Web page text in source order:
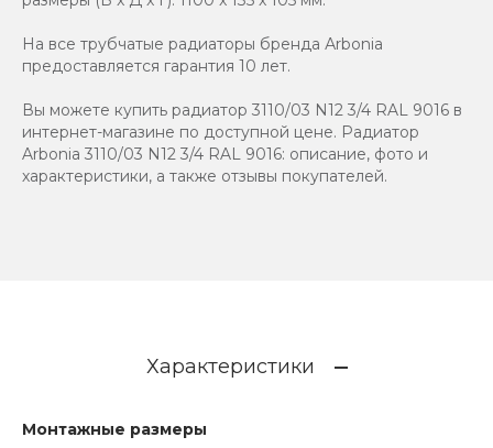
На все трубчатые радиаторы бренда Аrbonia
предоставляется гарантия 10 лет.
Вы можете купить радиатор 3110/03 N12 3/4 RAL 9016 в
интернет-магазине по доступной цене. Радиатор
Arbonia 3110/03 N12 3/4 RAL 9016: описание, фото и
характеристики, а также отзывы покупателей.
Характеристики
Монтажные размеры